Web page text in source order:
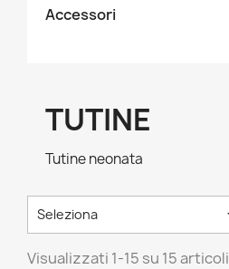
Accessori
TUTINE
Tutine neonata
Seleziona
Visualizzati 1-15 su 15 articoli